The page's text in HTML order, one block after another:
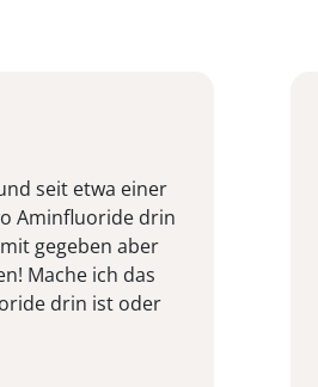
seit etwa einer
Aminfluoride drin
gegeben aber
Mache ich das
drin ist oder